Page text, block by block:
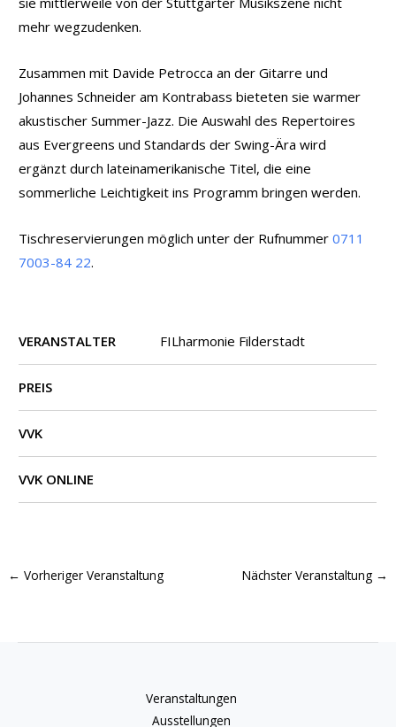
mehr wegzudenken.
Zusammen mit Davide Petrocca an der Gitarre und
Johannes Schneider am Kontrabass bieteten sie warmer
akustischer Summer-Jazz. Die Auswahl des Repertoires
aus Evergreens und Standards der Swing-Ära wird
ergänzt durch lateinamerikanische Titel, die eine
sommerliche Leichtigkeit ins Programm bringen werden.
Tischreservierungen möglich unter der Rufnummer0711
7003-84 22.
VERANSTALTER FILharmonie Filderstadt
PREIS
VVK
VVK ONLINE
← Vorheriger Veranstaltung Nächster Veranstaltung →
Veranstaltungen
Ausstellungen